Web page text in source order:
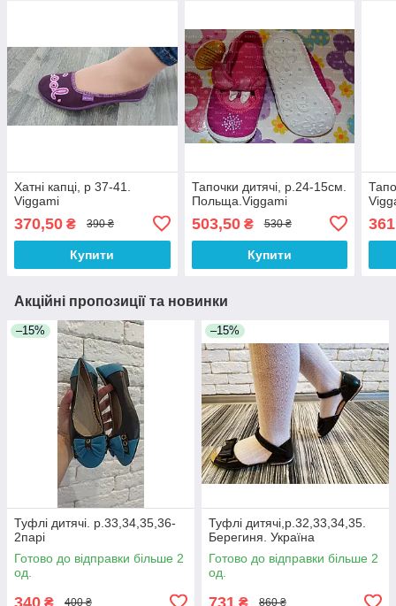
Хатні капці, р 37-41.
Viggami
370,50 ₴ 390 ₴
Купити
Тапочки дитячі, р.24-15см.
Польща.Viggami
503,50₴ 530 ₴
Купити
361
Акційні пропозиції та новинки
–15%
Туфлі дитячі. р.33,34,35,36-
2парі
Готово до відправки більше 2
од.
340 ₴ 400 ₴
–15%
Туфлі дитячі,р.32,33,34,35.
Берегиня. Україна
Готово до відправки більше 2
од.
731 ₴ 860 ₴